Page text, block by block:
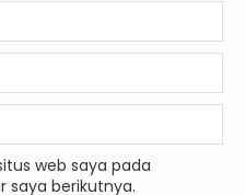
web saya pada
saya berikutnya.